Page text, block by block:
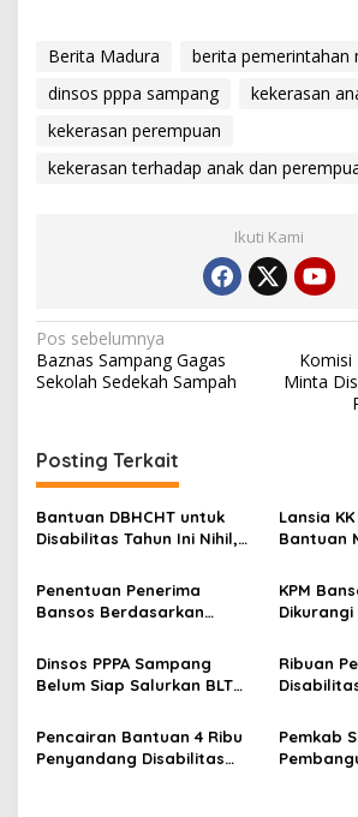
Berita Madura
berita pemerintahan
dinsos pppa sampang
kekerasan
kekerasan perempuan
kekerasan terhadap anak dan
Ikuti Kami
Navigasi
pos
Pos sebelumnya
Baznas Sampang Gagas
Sekolah Sedekah Sampah
Komisi
Minta
Posting Terkait
Bantuan DBHCHT untuk
Disabilitas Tahun Ini Nihil,
dari APBD Sampang
Lansia
Bantuan
Penentuan Penerima
Bansos Berdasarkan
Prosesnya
KPM
Dikurangi
Dinsos PPPA Sampang
Belum Siap Salurkan BLT
dan Tembakau
Ribuan
Dinsos
Pencairan Bantuan 4 Ribu
Penyandang Disabilitas
Pemkab